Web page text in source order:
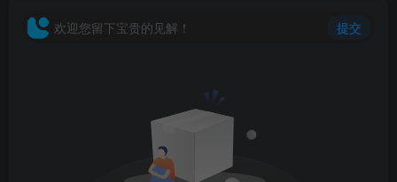
欢迎您留下宝贵的见解！ 提交